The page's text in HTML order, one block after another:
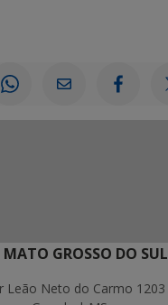
GROSSO DO SUL
Leão Neto do Carmo 1203